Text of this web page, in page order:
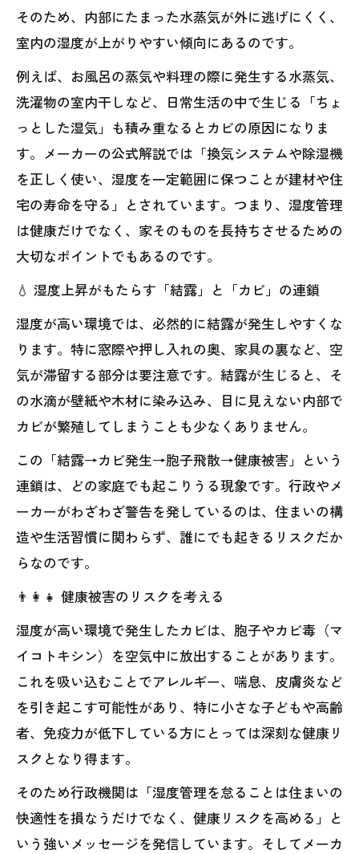
そのため、内部にたまった水蒸気が外に逃げにくく、
室内の湿度が上がりやすい傾向にあるのです。
例えば、お風呂の蒸気や料理の際に発生する水蒸気、
洗濯物の室内干しなど、日常生活の中で生じる「ちょ
っとした湿気」も積み重なるとカビの原因になりま
す。メーカーの公式解説では「換気システムや除湿機
を正しく使い、湿度を一定範囲に保つことが建材や住
宅の寿命を守る」とされています。つまり、湿度管理
は健康だけでなく、家そのものを長持ちさせるための
大切なポイントでもあるのです。
💧 湿度上昇がもたらす「結露」と「カビ」の連鎖
湿度が高い環境では、必然的に結露が発生しやすくな
ります。特に窓際や押し入れの奥、家具の裏など、空
気が滞留する部分は要注意です。結露が生じると、そ
の水滴が壁紙や木材に染み込み、目に見えない内部で
カビが繁殖してしまうことも少なくありません。
この「結露→カビ発生→胞子飛散→健康被害」という
連鎖は、どの家庭でも起こりうる現象です。行政やメ
ーカーがわざわざ警告を発しているのは、住まいの構
造や生活習慣に関わらず、誰にでも起きるリスクだか
らなのです。
👨‍👩‍👧 健康被害のリスクを考える
湿度が高い環境で発生したカビは、胞子やカビ毒（マ
イコトキシン）を空気中に放出することがあります。
これを吸い込むことでアレルギー、喘息、皮膚炎など
を引き起こす可能性があり、特に小さな子どもや高齢
者、免疫力が低下している方にとっては深刻な健康リ
スクとなり得ます。
そのため行政機関は「湿度管理を怠ることは住まいの
快適性を損なうだけでなく、健康リスクを高める」と
いう強いメッセージを発信しています。そしてメーカ